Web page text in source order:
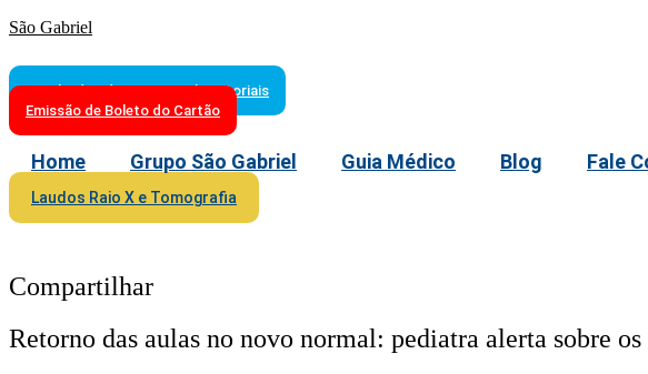
São Gabriel
Resultados de Exames Laboratoriais
Emissão de Boleto do Cartão
Home Grupo São Gabriel Guia Médico Blog Fale
Laudos Raio X e Tomografia
Compartilhar
Retorno das aulas no novo normal: pediatra alerta sobre